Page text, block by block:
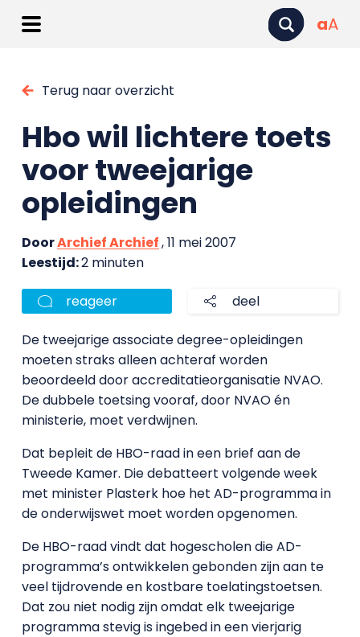
aA
Terug naar overzicht
Hbo wil lichtere toets
voor tweejarige
opleidingen
DoorArchief Archief, 11 mei 2007
Leestijd:2 minuten
reageer deel
De tweejarige associate degree-opleidingen
moeten straks alleen achteraf worden
beoordeeld door accreditatieorganisatie NVAO.
De dubbele toetsing vooraf, door NVAO én
ministerie, moet verdwijnen.
Dat bepleit de HBO-raad in een brief aan de
Tweede Kamer. Die debatteert volgende week
met minister Plasterk hoe het AD-programma in
de onderwijswet moet worden opgenomen.
De HBO-raad vindt dat hogescholen die AD-
programma’s ontwikkelen gebonden zijn aan te
veel tijdrovende en kostbare toelatingstoetsen.
Dat zou niet nodig zijn omdat elk tweejarige
programma stevig is ingebed in een vierjarig